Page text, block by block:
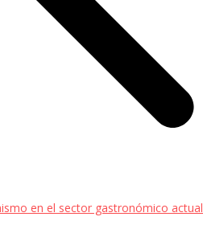
en el sector gastronómico actual